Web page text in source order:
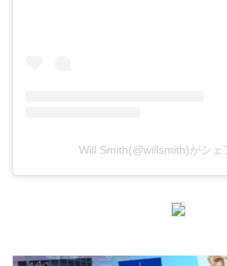
Will Smith(@willsmith)がシェ